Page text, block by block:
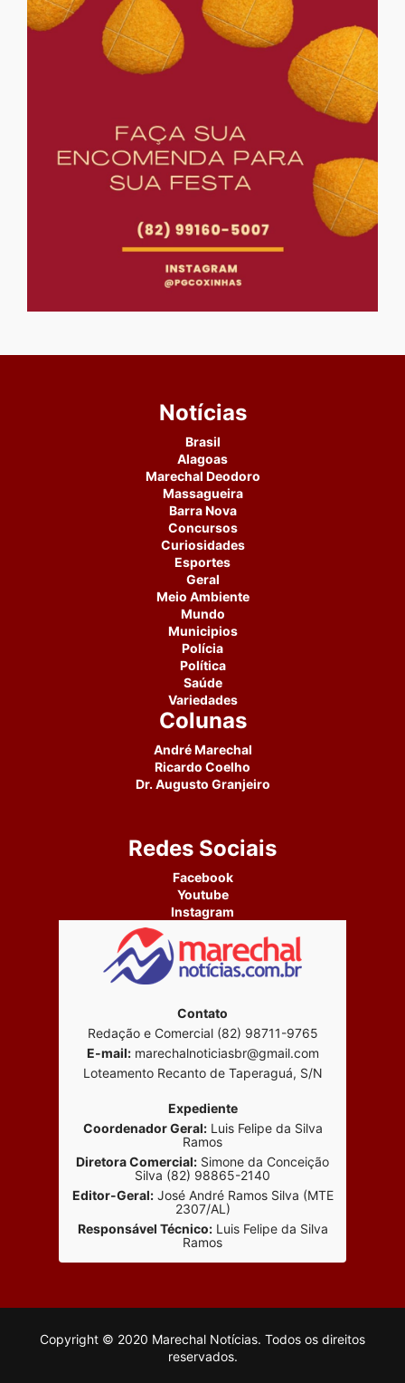
Notícias
Brasil
Alagoas
Marechal Deodoro
Massagueira
Barra Nova
Concursos
Curiosidades
Esportes
Geral
Meio Ambiente
Mundo
Municipios
Polícia
Política
Saúde
Variedades
Colunas
André Marechal
Ricardo Coelho
Dr. Augusto Granjeiro
Redes Sociais
Facebook
Youtube
Instagram
Contato
Redação e Comercial (82) 98711-9765
E-mail:marechalnoticiasbr@gmail.com
Loteamento Recanto de Taperaguá, S/N
Expediente
Coordenador Geral:Luis Felipe da Silva
Ramos
Diretora Comercial: Simone da Conceição
Silva (82) 98865-2140
Editor-Geral:José André Ramos Silva (MTE
2307/AL)
Responsável Técnico:Luis Felipe da Silva
Ramos
Copyright © 2020 Marechal Notícias. Todos os direitos
reservados.